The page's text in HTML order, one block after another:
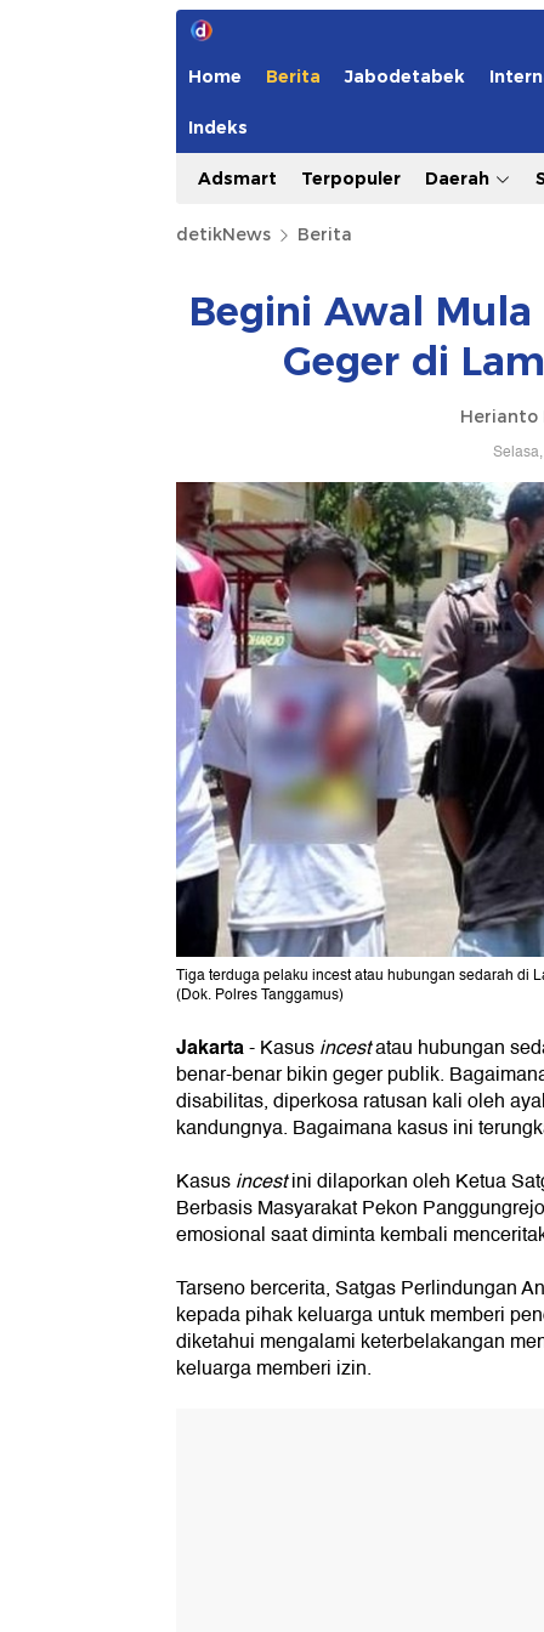
Home Berita Jabodetabek
Indeks
Adsmart Terpopuler Daerah
detikNews Berita
Begini Awal
Geger di
Herianto
Tiga terduga pelaku incest atau hubungan sedarah di
(Dok. Polres Tanggamus)
Jakarta-Kasusincestatau hubungan
benar-benar bikin geger publik.
disabilitas, diperkosa ratusan kali oleh
kandungnya. Bagaimana kasus ini
Kasusincestini dilaporkan oleh Ketua
Berbasis Masyarakat Pekon
emosional saat diminta kembali
Tarseno bercerita, Satgas Perlindungan
kepada pihak keluarga untuk memberi
diketahui mengalami keterbelakangan
keluarga memberi izin.